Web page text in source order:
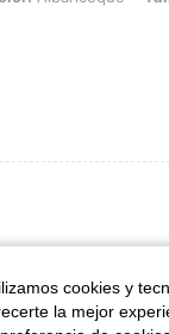
Talla: L
cookies y
la mejor